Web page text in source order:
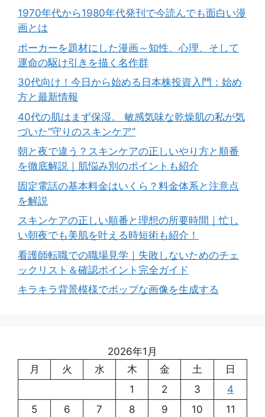
1970年代から1980年代発刊で今読んでも面白い漫
画とは
ポーカーを題材にした漫画～知性、心理、そして
運命の駆け引きを描く名作群
30代向け！今日から始める日本株投資入門：始め
方と最新情報
40代の肌はまず保湿。 敏感気味な乾燥肌の私が気
づいた“守りのスキンケア”
朝と夜で違う？スキンケアの正しいやり方と順番
を徹底解説｜肌悩み別のポイントも紹介
固定電話の基本料金はいくら？料金体系と注意点
を解説
スキンケアの正しい順番と理想の所要時間｜忙し
い朝夜でも美肌を叶える時短術も紹介！
看護師転職での職場見学｜失敗しないためのチェ
ックリスト＆確認ポイント完全ガイド
キラキラ背景模様でポップな画像を生成する
2026年1月
月
火 水 木 金 土
日
1
2 3
4
5
6 7 8 9 10
11